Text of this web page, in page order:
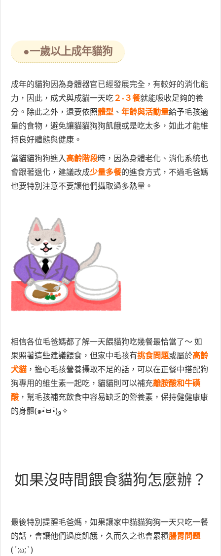
●一歲以上成年貓狗
成年的貓狗因為身體器官已經發展完全，有較好的消化能
力，因此，成犬與成貓一天吃２-３餐就能吸收足夠的養
分。除此之外，還要依照體型 、年齡與活動量給予毛孩適
量的食物，避免讓貓貓狗狗飢餓或是吃太多，如此才能維
持良好體態與健康。
當貓貓狗狗進入高齡階段時，因為身體老化、消化系統也
會跟著退化，建議改成少量多餐的進食方式，不過毛爸媽
也要特別注意不要讓他們攝取過多熱量。
相信各位毛爸媽都了解一天餵貓狗吃幾餐最恰當了～ 如
果照著這些建議餵食，但家中毛孩有挑食問題或屬於高齡
犬貓 ，擔心毛孩營養攝取不足的話，可以在正餐中搭配狗
狗專用的維生素一起吃，貓貓則可以補充離胺酸和牛磺
酸 ，幫毛孩補充飲食中容易缺乏的營養素，保持健健康康
的身體(๑•̀ㅂ•́)و✧
如果沒時間餵食貓狗怎麼辦？
最後特別提醒毛爸媽，如果讓家中貓貓狗狗一天只吃一餐
的話，會讓他們過度飢餓，久而久之也會累積腸胃問題
(´;ω;`)